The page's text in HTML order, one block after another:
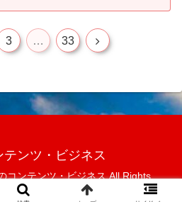
3 … 33
次
テンツ・ビジネス
コンテンツ・ビジネス All Rights
Reserved.